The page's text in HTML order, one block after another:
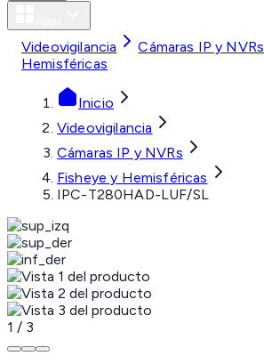
Videovigilancia Cámaras IP y NVRs
Hemisféricas
Inicio
Videovigilancia
Cámaras IP y NVRs
Fisheye y Hemisféricas
IPC-T280HAD-LUF/SL
1 / 3